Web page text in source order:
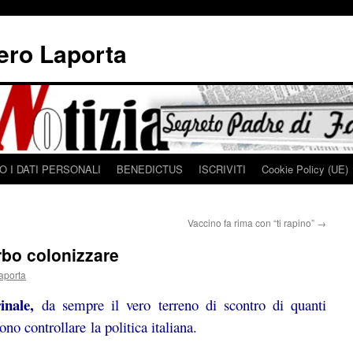
Laporta
I DATI PERSONALI BENEDICTUS ISCRIVITI Cookie Policy (UE)
Vaccino fa rima con “ti rapino” →
colonizzare
da sempre il vero terreno di scontro di quanti
controllare la politica italiana.